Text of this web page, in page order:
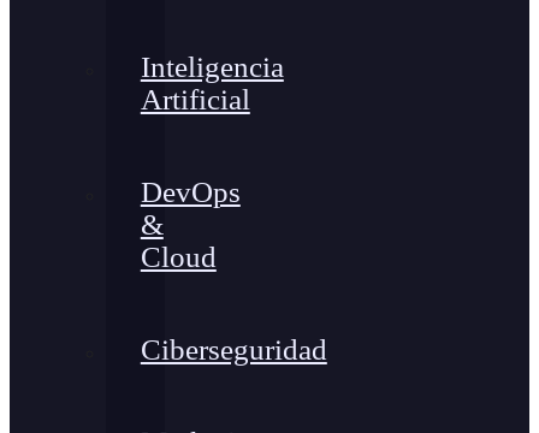
Inteligencia
Artificial
DevOps
&
Cloud
Ciberseguridad